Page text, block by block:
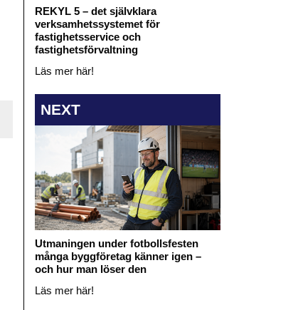
REKYL 5 – det självklara
verksamhetssystemet för
fastighetsservice och
fastighetsförvaltning
Läs mer här!
NEXT
Utmaningen under fotbollsfesten
många byggföretag känner igen –
och hur man löser den
Läs mer här!